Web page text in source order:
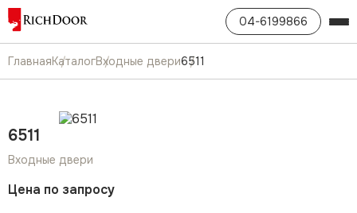
04-6199866
ГлавнаяКаталогВходные двери6511
6511
Входные двери
Цена по запросу